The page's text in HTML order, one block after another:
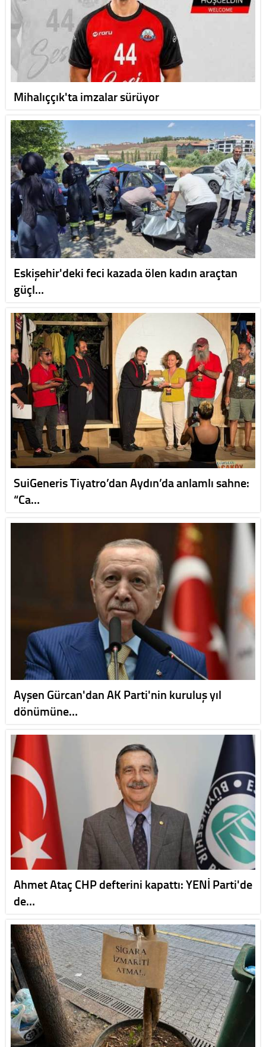
Mihalıççık'ta imzalar sürüyor
Eskişehir'deki feci kazada ölen kadın araçtan
güçl…
SuiGeneris Tiyatro’dan Aydın’da anlamlı sahne:
“Ca…
Ayşen Gürcan'dan AK Parti'nin kuruluş yıl
dönümüne…
Ahmet Ataç CHP defterini kapattı: YENİ Parti'de
de…